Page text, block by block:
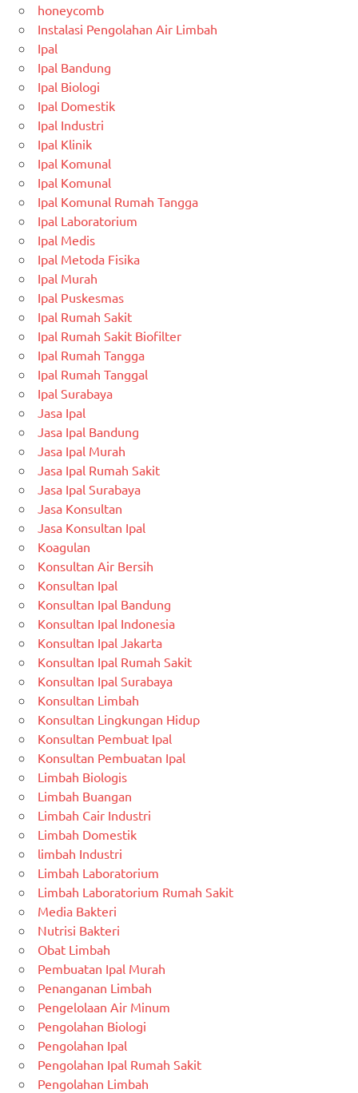
honeycomb
Instalasi Pengolahan Air Limbah
Ipal
Ipal Bandung
Ipal Biologi
Ipal Domestik
Ipal Industri
Ipal Klinik
Ipal Komunal
Ipal Komunal
Ipal Komunal Rumah Tangga
Ipal Laboratorium
Ipal Medis
Ipal Metoda Fisika
Ipal Murah
Ipal Puskesmas
Ipal Rumah Sakit
Ipal Rumah Sakit Biofilter
Ipal Rumah Tangga
Ipal Rumah Tanggal
Ipal Surabaya
Jasa Ipal
Jasa Ipal Bandung
Jasa Ipal Murah
Jasa Ipal Rumah Sakit
Jasa Ipal Surabaya
Jasa Konsultan
Jasa Konsultan Ipal
Koagulan
Konsultan Air Bersih
Konsultan Ipal
Konsultan Ipal Bandung
Konsultan Ipal Indonesia
Konsultan Ipal Jakarta
Konsultan Ipal Rumah Sakit
Konsultan Ipal Surabaya
Konsultan Limbah
Konsultan Lingkungan Hidup
Konsultan Pembuat Ipal
Konsultan Pembuatan Ipal
Limbah Biologis
Limbah Buangan
Limbah Cair Industri
Limbah Domestik
limbah Industri
Limbah Laboratorium
Limbah Laboratorium Rumah Sakit
Media Bakteri
Nutrisi Bakteri
Obat Limbah
Pembuatan Ipal Murah
Penanganan Limbah
Pengelolaan Air Minum
Pengolahan Biologi
Pengolahan Ipal
Pengolahan Ipal Rumah Sakit
Pengolahan Limbah